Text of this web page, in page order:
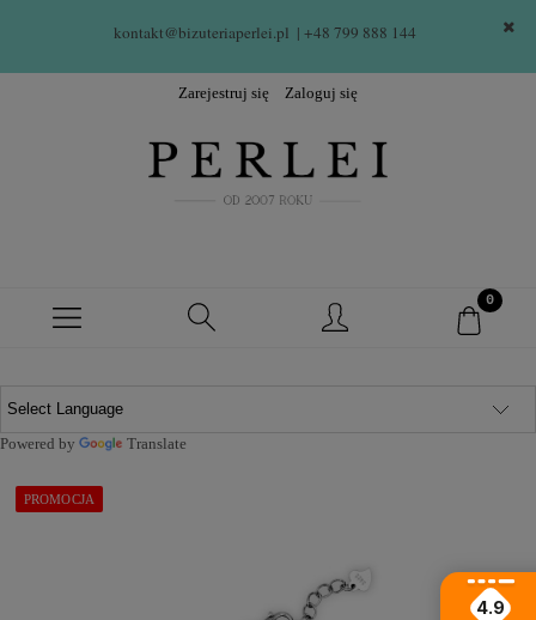
kontakt@bizuteriaperlei.pl | +48 799 888 144
Zarejestruj się Zaloguj się
Powered by Translate
PROMOCJA
4.9